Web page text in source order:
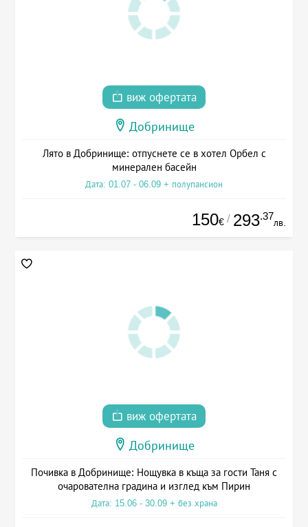
виж офертата
Добринище
Лято в Добринище: отпуснете се в хотел Орбел с
минерален басейн
Дата: 01.07 - 06.09 + полупансион
150€ / 293.37
лв.
виж офертата
Добринище
Почивка в Добринище: Нощувка в къща за гости Таня с
очарователна градина и изглед към Пирин
Дата: 15.06 - 30.09 + без храна